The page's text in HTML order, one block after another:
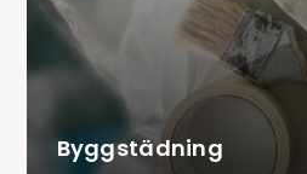
Byggstädning